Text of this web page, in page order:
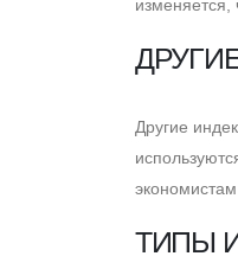
изменяется,
Другие
ТИПЫ